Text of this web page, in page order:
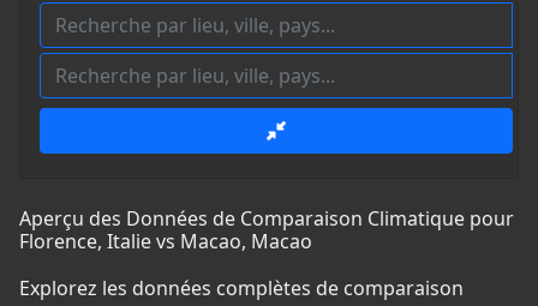
Aperçu des Données de Comparaison Climatique pour
Florence, Italie vs Macao, Macao
Explorez les données complètes de comparaison